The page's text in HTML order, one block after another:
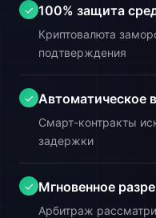
✓ 100% защита
Криптовалюта
подтверждения
✓ Автоматическое
Смарт-контракты
задержки
✓ Мгновенное
Арбитраж